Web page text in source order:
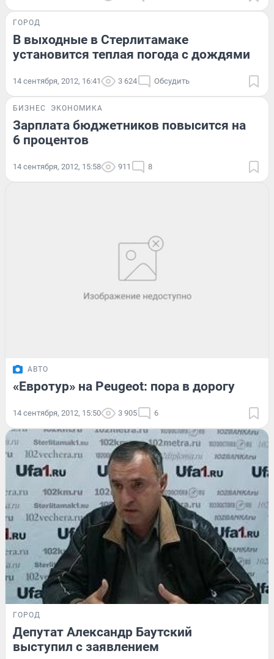
ГОРОД
В выходные в Стерлитамаке
установится теплая погода с дождями
14 сентября, 2012, 16:41 3 624 Обсудить
БИЗНЕС ЭКОНОМИКА
Зарплата бюджетников повысится на
6 процентов
14 сентября, 2012, 15:58 911 8
АВТО
«Евротур» на Peugeot: пора в дорогу
14 сентября, 2012, 15:50 3 905 6
ГОРОД
Депутат Александр Баутский
выступил с заявлением